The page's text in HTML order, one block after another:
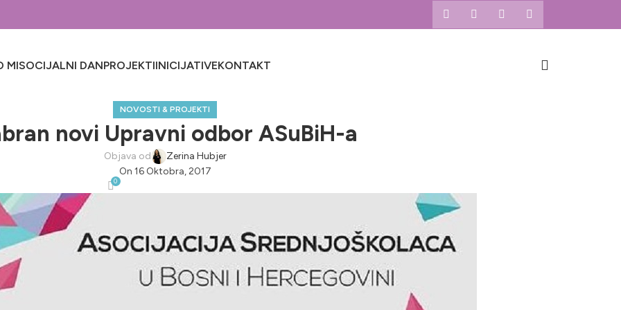
MISOCIJALNI DANPROJEKTIINICIJATIVEKONTAKT
NOVOSTI & PROJEKTI
novi Upravni odbor ASuBiH-a
Objava od
Zerina Hubjer
On 16 Oktobra, 2017
0